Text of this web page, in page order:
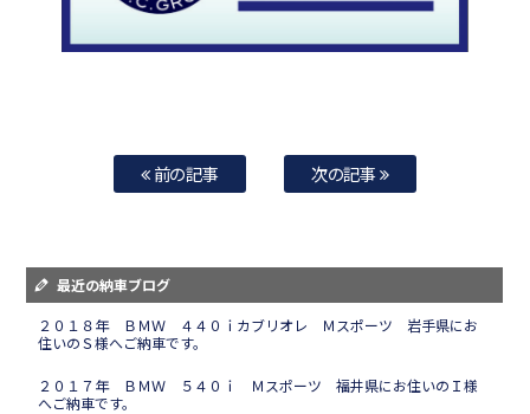
前の記事 次の記事
最近の納車ブログ
２０１８年 ＢＭＷ ４４０ｉカブリオレ Ｍスポーツ 岩手県にお
住いのＳ様へご納車です。
２０１７年 ＢＭＷ ５４０ｉ Ｍスポーツ 福井県にお住いのＩ様
へご納車です。